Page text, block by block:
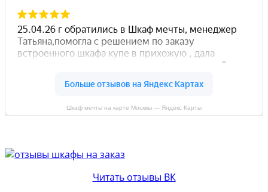
Шкаф мечты на карте Москвы — Яндекс Карты
Читать отзывы ВК